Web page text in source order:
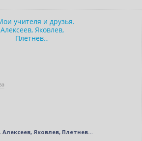
Яковлев, Плетнев…